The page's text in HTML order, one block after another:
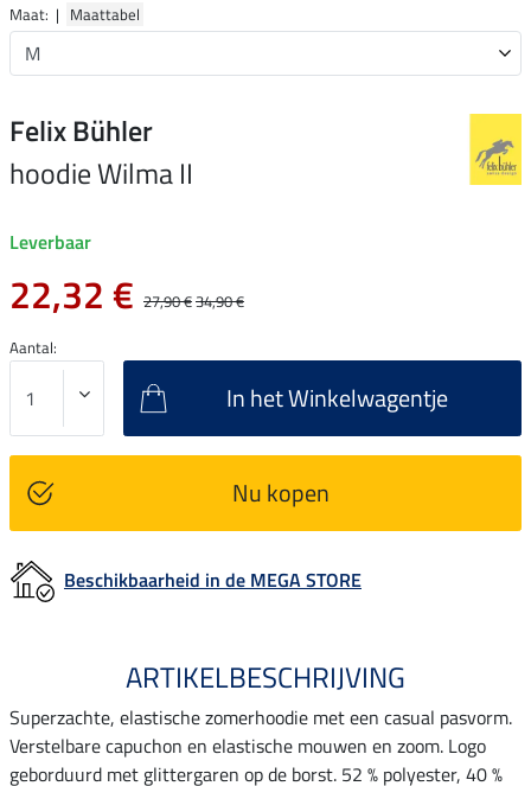
Maat: | Maattabel
Felix Bühler
hoodie Wilma II
Leverbaar
22,32 € 27,90 €34,90 €
Aantal:
In het Winkelwagentje
Nu kopen
Beschikbaarheid in de MEGA STORE
ARTIKELBESCHRIJVING
Superzachte, elastische zomerhoodie met een casual pasvorm.
Verstelbare capuchon en elastische mouwen en zoom. Logo
geborduurd met glittergaren op de borst. 52 % polyester, 40 %